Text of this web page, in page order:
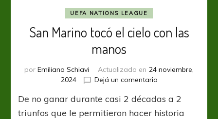
UEFA NATIONS LEAGUE
San Marino tocó el cielo con las
manos
por Emiliano Schiavi Actualizado en 24 noviembre,
2024
Dejá un comentarioen
Marino
tocó
De no ganar durante casi 2 décadas a 2
triunfos que le permitieron hacer historia